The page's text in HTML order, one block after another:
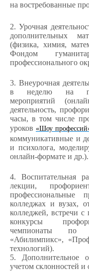
на востребованные
2. Урочная
дополнительных
(физика, химия,
Фондом
профессионального
3. Внеурочная
в неделю на
мероприятий
деятельность,
часы, в том числе
уроков «Шоу
коммуникативные и
и психолога,
онлайн-формате и др.).
4. Воспитательная
лекции,
колледжах и вузах,
колледжей, встречи с
конкурсы
чемпионаты по
«Абилимпикс»,
технологий).
5. Дополнительное
учетом склонностей и